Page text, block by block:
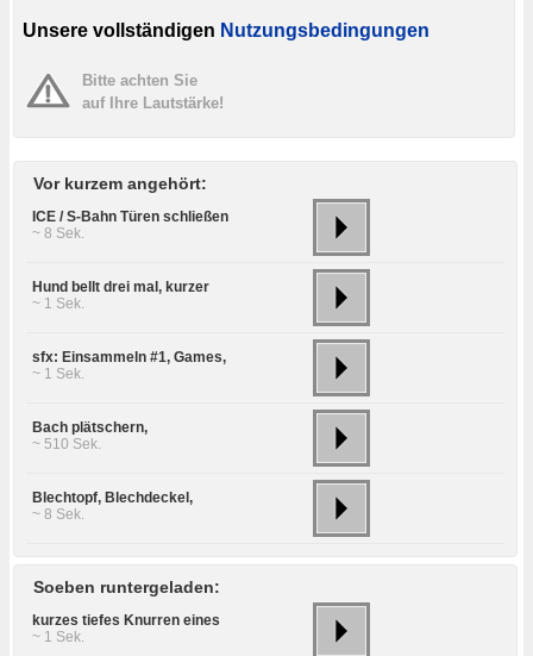
Unsere vollständigen Nutzungsbedingungen
Bitte achten Sie
auf Ihre Lautstärke!
Vor kurzem angehört:
ICE / S-Bahn Türen schließen
~ 8 Sek.
Hund bellt drei mal, kurzer
~ 1 Sek.
sfx: Einsammeln #1, Games,
~ 1 Sek.
Bach plätschern,
~ 510 Sek.
Blechtopf, Blechdeckel,
~ 8 Sek.
Soeben runtergeladen:
kurzes tiefes Knurren eines
~ 1 Sek.